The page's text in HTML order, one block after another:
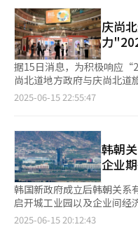
无需配水，适用于多种内服
的“SOM Tab”口崩片更是
放速度是传统咀嚼片的四倍
原料方面，COSMAX NBT
（MFDS）个别认证的新型
藿香、枸杞和无花果提取物
具有抗糖化、延缓衰老等多重功效。 此外，科丝
下畅销原料“藿香提取物
如“绣球叶热水提取物（
（SunMax）”等多种原料
求。 COSMAX NBT代表理事金南中（音）表示，本次展会是集团
保健品业务过去一年研发成
内服保健营养品领域的强大
长机遇。”
两年下滑，今年4月维持下降趋势。 外出就餐需求减
是“午餐通胀”加剧。数据
物价指数达124.56，较2020
体消费者物价指数。 从具体菜品来看，上班族午餐常选的紫菜包
饭和汉堡价格涨幅最大，分
酱面（33%）、方便面（
（29%）、雪浓汤（28%）
涨。 韩国“午餐通胀”现象与主要食品原材料价格和人工成本上
测，“午餐通胀”现象今年仍将持续。 随着外出
越来越多上班族转向便利店
今年1月至4月，速食产品
（30.7%）、办公区（
多职场人和学生选择便利店购买
近三年销售额也保持两位数
26.1%，去年增长32.4%，今年
品需求不断增长，便利店行
庆尚
力
据15日消息，为积极响应
尚北道地方政府与庆尚北道
专项旅游推广计划，首次针
儒家文化传承为核心、深度
调研显示，此类文化主题产
争优势。 12至14日，在沈阳K11购物艺术中心举行了为期三天的
庆尚北道旅游文化展。在活
产品，并设置人工智能（AI
体验区、K-POP舞蹈教学等
答、幸运转盘等趣味活动环节
K-Beauty体验专区成为展会
2025-06-15 22:55:47
韩朝
企业
韩国新政府成立后韩朝关系
启开城工业园以及企业间经
示停止对朝扩音器喊话，释
2025-06-15 20:12:43